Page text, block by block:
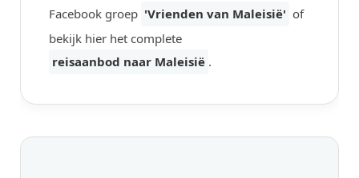
Facebook groep 'Vrienden van Maleisië' of
bekijk hier het complete
reisaanbod naar Maleisië .